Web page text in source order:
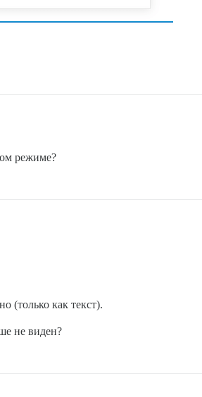
режиме?
(только как текст).
не виден?